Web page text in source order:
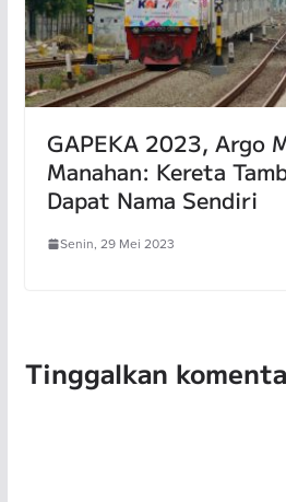
GAPEKA 2023, Argo
Manahan: Kereta
Dapat Nama Sendiri
Senin, 29 Mei 2023
Tinggalkan